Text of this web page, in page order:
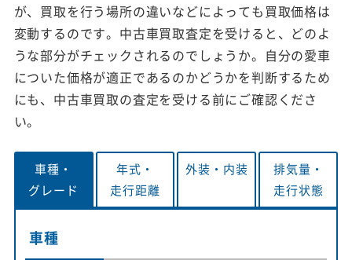
が、買取を行う場所の違いなどによっても買取価格は
変動するのです。中古車買取査定を受けると、どのよ
うな部分がチェックされるのでしょうか。自分の愛車
についた価格が適正であるのかどうかを判断するため
にも、中古車買取の査定を受ける前にご確認くださ
い。
車種・
グレード
年式・
走行距離
外装・ 内装
排気量・
走行状態
車種